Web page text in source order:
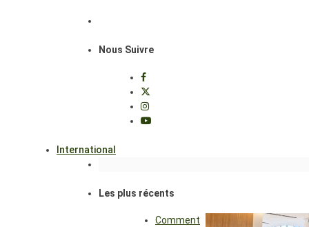
Nous Suivre
International
Les plus récents
Comment